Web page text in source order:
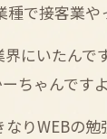
種で接客業
にいたん
ちゃんです
りWEBの